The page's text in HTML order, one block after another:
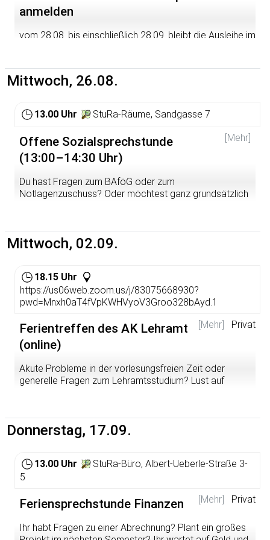
anmelden
vom 28.08. bis einschließlich 28.09. bleibt die Ausleihe im
finden dann sicher ein Möglichkeit, dass ihr während der
Pause doch etwas ausleihen könnt.
Mittwoch, 26.08.
13.00 Uhr StuRa-Räume, Sandgasse 7
[Mehr]
Offene Sozialsprechstunde
(13:00–14:30 Uhr)
Du hast Fragen zum BAföG oder zum
Notlagenzuschuss? Oder möchtest ganz grundsätzlich
zwischen 13 und 14:30 Uhr! Wir beraten euch dort auch
gerne auch zu weiteren Förderungsmöglichkeiten und
Anlaufstellen. Hier helfen dir andere Studierende mit ihrer
Eine Anmeldung ist nicht erforderlich, kommt einfach
vorbei!
Weitere Infos findet ihr immer hier:
https://sturahd.de/soziales
Mittwoch, 02.09.
18.15 Uhr
https://us06web.zoom.us/j/83075668930?
pwd=Mnxh0aT4fVpKWHVyoV3Groo328bAyd.1
[Mehr]
Privat
Ferientreffen des AK Lehramt
(online)
Akute Probleme in der vorlesungsfreien Zeit oder
generelle Fragen zum Lehramtsstudium? Lust auf
Im AK Lehramt tauschen wir uns über das
Lehramtsstudium und lehramtsbezogene Themen aus. In
Aktivitäten fürs nächste Semester und natürlich auch die
Ersti-Veranstaltungen.
Falls du am Überlegen bist, schau doch gerne bei
unserem virtuellen Lehrer_innenzimmer (Zoomlink s.u.)
freuen uns über deinen frischen Input.
Donnerstag, 17.09.
13.00 Uhr
StuRa-Büro, Albert-Ueberle-Straße 3-
5
[Mehr]
Privat
Feriensprechstunde Finanzen
Ihr habt Fragen zu einer Abrechnung? Plant ein großes